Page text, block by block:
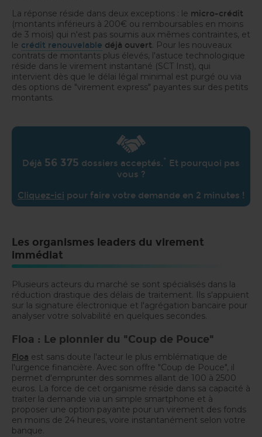
La réponse réside dans deux exceptions : le micro-crédit
(montants inférieurs à 200€ ou remboursables en moins
de 3 mois) qui n'est pas soumis aux mêmes contraintes, et
le crédit renouvelable déjà ouvert. Pour les nouveaux
contrats de montants plus élevés, l'astuce technologique
réside dans le virement instantané (SCT Inst), qui
intervient dès que le délai légal minimal est purgé ou via
des options de "virement express" payantes sur des petits
montants.
Déjà 56 375 dossiers acceptés.* Et pourquoi pas
vous ?
Cliquez-ici pour faire votre demande en 2 minutes !
Les organismes leaders du virement
immédiat
Plusieurs acteurs du marché se sont spécialisés dans la
réduction drastique des délais de traitement. Ils s'appuient
sur la signature électronique et l'agrégation bancaire pour
analyser votre solvabilité en quelques secondes.
Floa : Le pionnier du "Coup de Pouce"
Floa est sans doute l'acteur le plus emblématique de
l'urgence financière. Avec son offre "Coup de Pouce", il
permet d'emprunter des sommes allant de 100 à 2500
euros. La force de cet organisme réside dans sa capacité à
traiter la demande via un simple smartphone et à
proposer une option payante pour un virement des fonds
en moins de 24 heures, voire instantanément selon votre
banque.